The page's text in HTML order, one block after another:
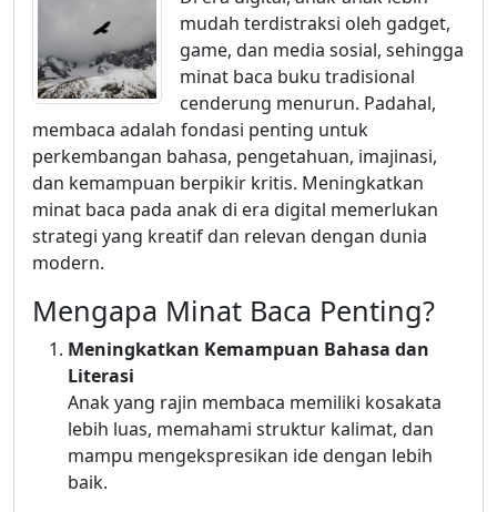
mudah terdistraksi oleh gadget,
game, dan media sosial, sehingga
minat baca buku tradisional
cenderung menurun. Padahal,
membaca adalah fondasi penting untuk
perkembangan bahasa, pengetahuan, imajinasi,
dan kemampuan berpikir kritis. Meningkatkan
minat baca pada anak di era digital memerlukan
strategi yang kreatif dan relevan dengan dunia
modern.
Mengapa Minat Baca Penting?
Meningkatkan Kemampuan Bahasa dan
Literasi
Anak yang rajin membaca memiliki kosakata
lebih luas, memahami struktur kalimat, dan
mampu mengekspresikan ide dengan lebih
baik.